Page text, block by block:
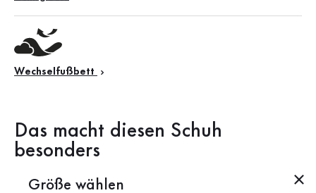
Größe wählen
Wechselfußbett
Das macht diesen Schuh
besonders
Produktbeschreibung